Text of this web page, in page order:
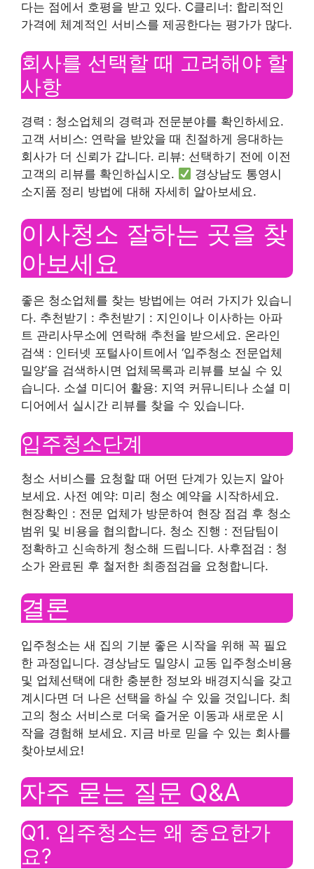
다는 점에서 호평을 받고 있다. C클리너: 합리적인
가격에 체계적인 서비스를 제공한다는 평가가 많다.
회사를 선택할 때 고려해야 할
사항
경력 : 청소업체의 경력과 전문분야를 확인하세요.
고객 서비스: 연락을 받았을 때 친절하게 응대하는
회사가 더 신뢰가 갑니다. 리뷰: 선택하기 전에 이전
고객의 리뷰를 확인하십시오.
경상남도 통영시
소지품 정리 방법에 대해 자세히 알아보세요.
이사청소 잘하는 곳을 찾
아보세요
좋은 청소업체를 찾는 방법에는 여러 가지가 있습니
다. 추천받기 : 추천받기 : 지인이나 이사하는 아파
트 관리사무소에 연락해 추천을 받으세요. 온라인
검색 : 인터넷 포털사이트에서 ‘입주청소 전문업체
밀양’을 검색하시면 업체목록과 리뷰를 보실 수 있
습니다. 소셜 미디어 활용: 지역 커뮤니티나 소셜 미
디어에서 실시간 리뷰를 찾을 수 있습니다.
입주청소단계
청소 서비스를 요청할 때 어떤 단계가 있는지 알아
보세요. 사전 예약: 미리 청소 예약을 시작하세요.
현장확인 : 전문 업체가 방문하여 현장 점검 후 청소
범위 및 비용을 협의합니다. 청소 진행 : 전담팀이
정확하고 신속하게 청소해 드립니다. 사후점검 : 청
소가 완료된 후 철저한 최종점검을 요청합니다.
결론
입주청소는 새 집의 기분 좋은 시작을 위해 꼭 필요
한 과정입니다. 경상남도 밀양시 교동 입주청소비용
및 업체선택에 대한 충분한 정보와 배경지식을 갖고
계시다면 더 나은 선택을 하실 수 있을 것입니다. 최
고의 청소 서비스로 더욱 즐거운 이동과 새로운 시
작을 경험해 보세요. 지금 바로 믿을 수 있는 회사를
찾아보세요!
자주 묻는 질문 Q&A
Q1. 입주청소는 왜 중요한가
요?